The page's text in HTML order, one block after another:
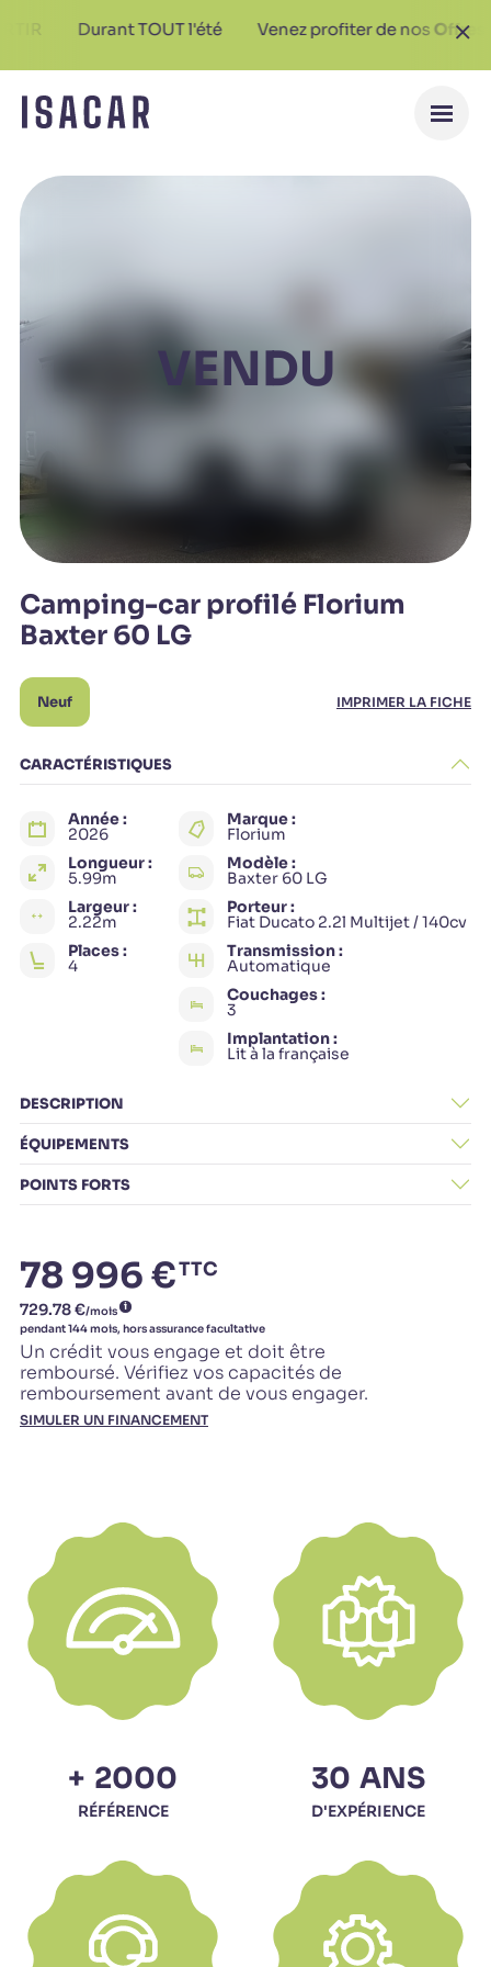
Durant TOUT l'été Venez profiter de nosOffres
VENDU
Camping-car profilé Florium
Baxter 60 LG
Neuf IMPRIMER LA FICHE
CARACTÉRISTIQUES
Année :
2026
Longueur :
5.99m
Largeur :
2.22m
Places :
4
Marque :
Florium
Modèle :
Baxter 60 LG
Porteur :
Fiat Ducato 2.2l Multijet / 140cv
Transmission :
Automatique
Couchages :
3
Implantation :
Lit à la française
DESCRIPTION
ÉQUIPEMENTS
POINTS FORTS
78 996 €TTC
Un crédit vous engage et doit être
remboursé. Vérifiez vos capacités de
remboursement avant de vous engager.
SIMULER UN FINANCEMENT
+ 2000
RÉFÉRENCE
30 ANS
D'EXPÉRIENCE